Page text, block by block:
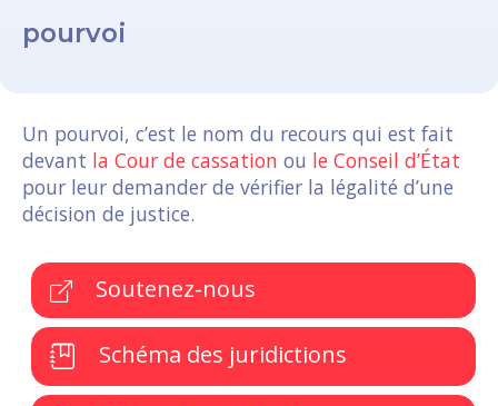
pourvoi
Un pourvoi, c’est le nom du recours qui est fait
devant la Cour de cassation ou le Conseil d’État
pour leur demander de vérifier la légalité d’une
décision de justice.
Soutenez-nous
Schéma des juridictions